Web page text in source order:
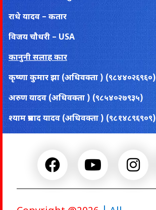
राधे यादव – कतार
विजय चाैधरी – USA
कानुनी सलाह कार
कृष्णा कुमार झा (अधिवक्ता ) (९८४४०२६९६०)
अरुण यादव (अधिवक्ता ) (९८५४०२७९३५)
श्याम प्रसाद यादव (अधिवक्ता ) (९८१४८९६९०९)